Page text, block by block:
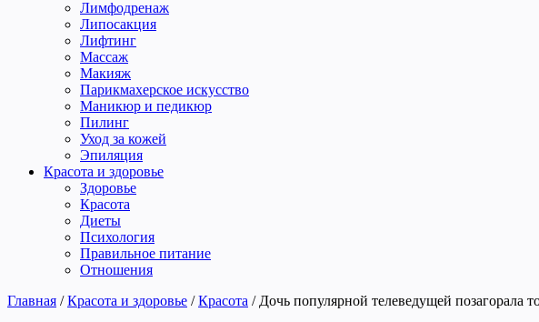
Лимфодренаж
Липосакция
Лифтинг
Массаж
Макияж
Парикмахерское искусство
Маникюр и педикюр
Пилинг
Уход за кожей
Эпиляция
Красота и здоровье
Здоровье
Красота
Диеты
Психология
Правильное питание
Отношения
Главная / Красота и здоровье / Красота / Дочь популярной телеведущей позагорала